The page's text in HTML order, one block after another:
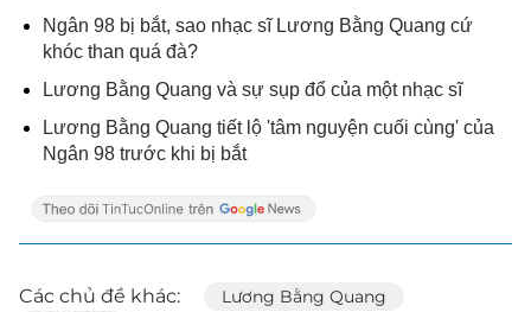
Ngân 98 bị bắt, sao nhạc sĩ Lương Bằng Quang cứ
khóc than quá đà?
Lương Bằng Quang và sự sụp đổ của một nhạc sĩ
Lương Bằng Quang tiết lộ 'tâm nguyện cuối cùng' của
Ngân 98 trước khi bị bắt
Các chủ đề khác:
Lương Bằng Quang